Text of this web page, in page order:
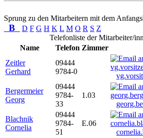
Sprung zu den Mitarbeitern mit dem
B D F G H K L M O R S Z
Telefonliste der Mitarbeiter/
Name
Telefon Zimmer
Zeitler
Gerhard
09444
9784-0
Bergermeier
Georg
09444
9784-
33
1.03
Blachnik
Cornelia
09444
9784-
51
E.06